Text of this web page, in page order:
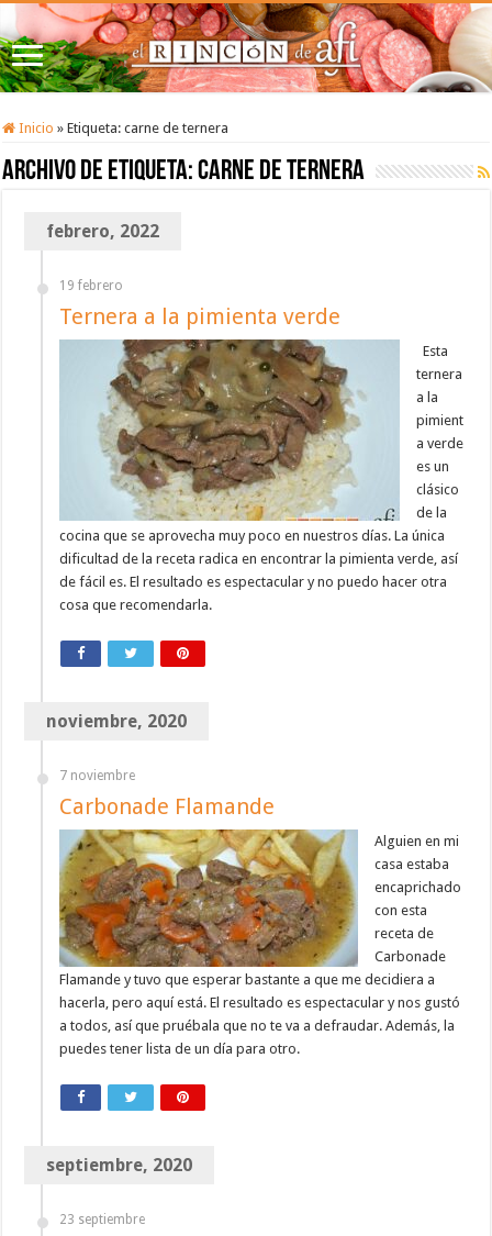
Inicio » Etiqueta:carne de ternera
Archivo de etiqueta:carne de ternera
febrero, 2022
19 febrero
Ternera a la pimienta verde
Esta
ternera
a la
pimient
a verde
es un
clásico
de la
cocina que se aprovecha muy poco en nuestros días. La única
dificultad de la receta radica en encontrar la pimienta verde, así
de fácil es. El resultado es espectacular y no puedo hacer otra
cosa que recomendarla.
noviembre, 2020
7 noviembre
Carbonade Flamande
Alguien en mi
casa estaba
encaprichado
con esta
receta de
Carbonade
Flamande y tuvo que esperar bastante a que me decidiera a
hacerla, pero aquí está. El resultado es espectacular y nos gustó
a todos, así que pruébala que no te va a defraudar. Además, la
puedes tener lista de un día para otro.
septiembre, 2020
23 septiembre